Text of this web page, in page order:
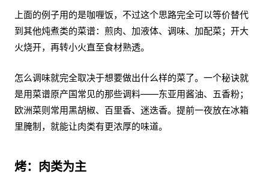
上面的例子用的是咖喱饭，不过这个思路完全可以等价替代
到其他炖煮类的菜谱：煎肉、加液体、调味、加配菜；开大
火烧开，再转小火直至食材熟透。
怎么调味就完全取决于想要做出什么样的菜了。一个秘诀就
是用菜谱原产国常见的那些调料——东亚用酱油、五香粉；
欧洲菜则常用黑胡椒、百里香、迷迭香。提前一夜放在冰箱
里腌制，就能让肉类有更浓厚的味道。
烤：肉类为主